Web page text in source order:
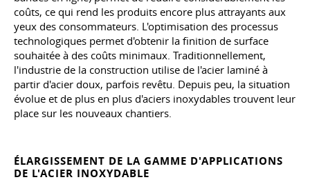
coûts, ce qui rend les produits encore plus attrayants aux
yeux des consommateurs. L'optimisation des processus
technologiques permet d'obtenir la finition de surface
souhaitée à des coûts minimaux. Traditionnellement,
l'industrie de la construction utilise de l'acier laminé à
partir d'acier doux, parfois revêtu. Depuis peu, la situation
évolue et de plus en plus d'aciers inoxydables trouvent leur
place sur les nouveaux chantiers.
ÉLARGISSEMENT DE LA GAMME D'APPLICATIONS
DE L'ACIER INOXYDABLE